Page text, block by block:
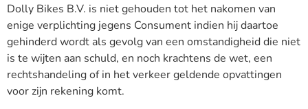
Dolly Bikes B.V. is niet gehouden tot het nakomen van
enige verplichting jegens Consument indien hij daartoe
gehinderd wordt als gevolg van een omstandigheid die niet
is te wijten aan schuld, en noch krachtens de wet, een
rechtshandeling of in het verkeer geldende opvattingen
voor zijn rekening komt.